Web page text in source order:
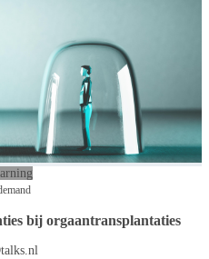
bij orgaantransplantaties